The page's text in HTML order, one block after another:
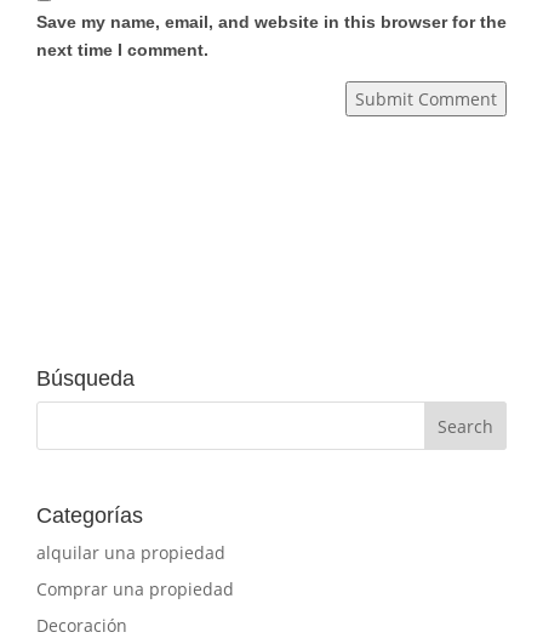
Save my name, email, and website in this browser for the
next time I comment.
Submit Comment
Búsqueda
Categorías
alquilar una propiedad
Comprar una propiedad
Decoración